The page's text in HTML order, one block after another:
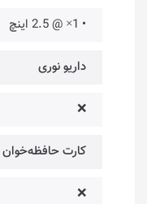
• 1× @ 2.5 اینچ
داریو نوری
❌
کارت حافظه‌خوان
❌